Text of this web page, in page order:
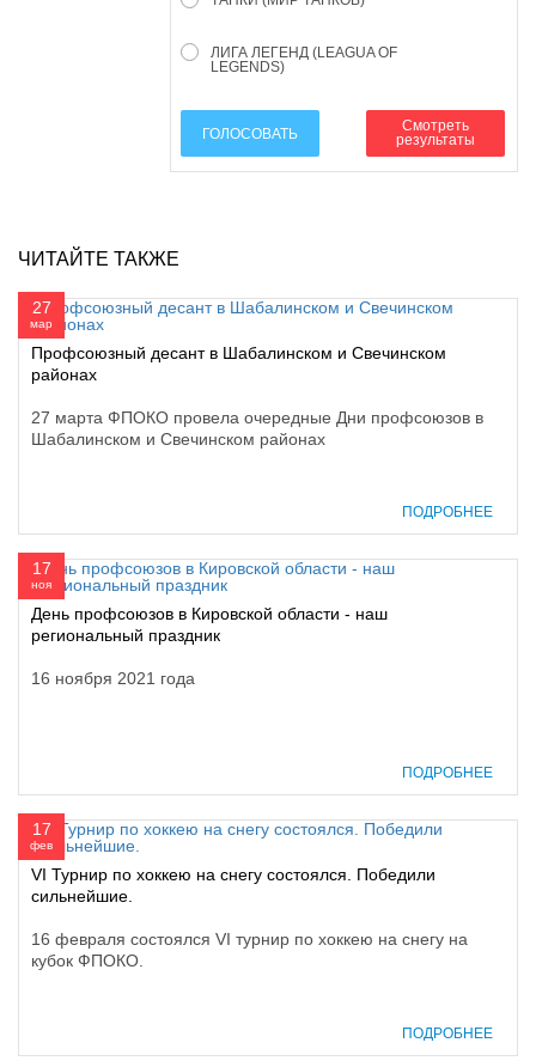
ЛИГА ЛЕГЕНД (LEAGUA OF
LEGENDS)
ГОЛОСОВАТЬ
Смотреть
результаты
ЧИТАЙТЕ ТАКЖЕ
27
мар
Профсоюзный десант в Шабалинском и Свечинском
районах
27 марта ФПОКО провела очередные Дни профсоюзов в
Шабалинском и Свечинском районах
ПОДРОБНЕЕ
17
ноя
День профсоюзов в Кировской области - наш
региональный праздник
16 ноября 2021 года
ПОДРОБНЕЕ
17
фев
VI Турнир по хоккею на снегу состоялся. Победили
сильнейшие.
16 февраля состоялся VI турнир по хоккею на снегу на
кубок ФПОКО.
ПОДРОБНЕЕ